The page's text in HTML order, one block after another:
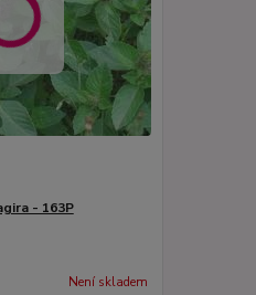
- 163P
Není skladem